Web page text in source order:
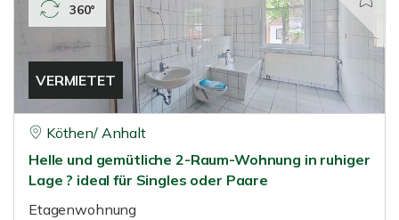
VERMIETET
360°
Köthen/ Anhalt
Helle und gemütliche 2-Raum-Wohnung in ruhiger
Lage ? ideal für Singles oder Paare
Etagenwohnung